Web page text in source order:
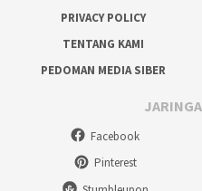
PRIVACY POLICY
TENTANG KAMI
PEDOMAN MEDIA SIBER
Facebook
Pinterest